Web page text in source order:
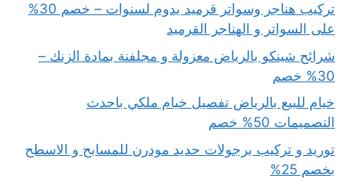
تركيب هناجر وسواتر قرميد يدوم لسنوات – خصم 30%
على السواتر و الهناجر القرميد
شرائح شينكو بالرياض معزولة و مجلفنة بمادة الزنك –
30% خصم
خيام للبيع بالرياض تفصيل خيام ملكي باحدث
التصميمات 50% خصم
توريد و تركيب برجولات حديد مودرن للمسابح و الاسطح
بخصم 25%